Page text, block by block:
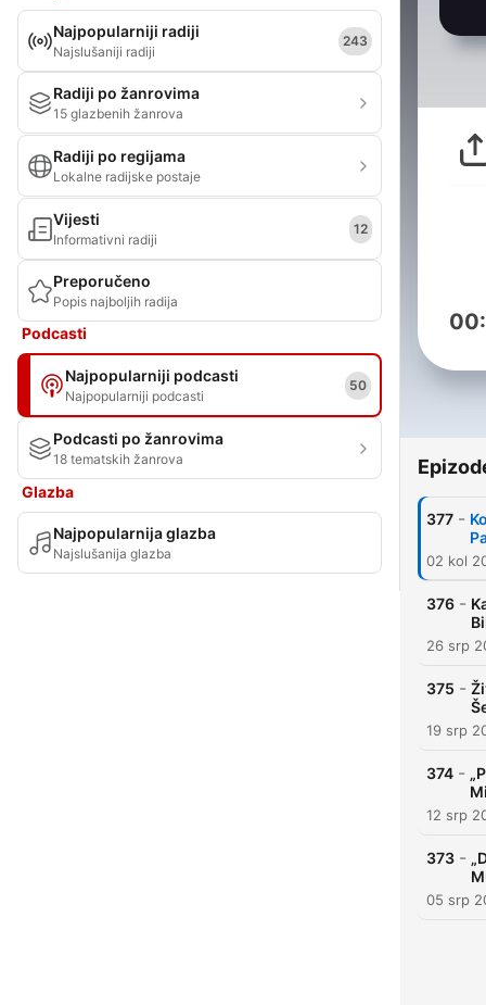
Najpopularniji radiji
Najslušaniji radiji
243
Radiji po žanrovima
15 glazbenih žanrova
Radiji po regijama
Lokalne radijske postaje
Vijesti
Informativni radiji
12
Preporučeno
Popis najboljih radija
Podcasti
Najpopularniji podcasti
Najpopularniji podcasti
50
Podcasti po žanrovima
18 tematskih žanrova
Glazba
Najpopularnija glazba
Najslušanija glazba
377 -
02 kol
376 -
26 srp
375 -
19 srp
374 -
12 srp
373 -
05 srp